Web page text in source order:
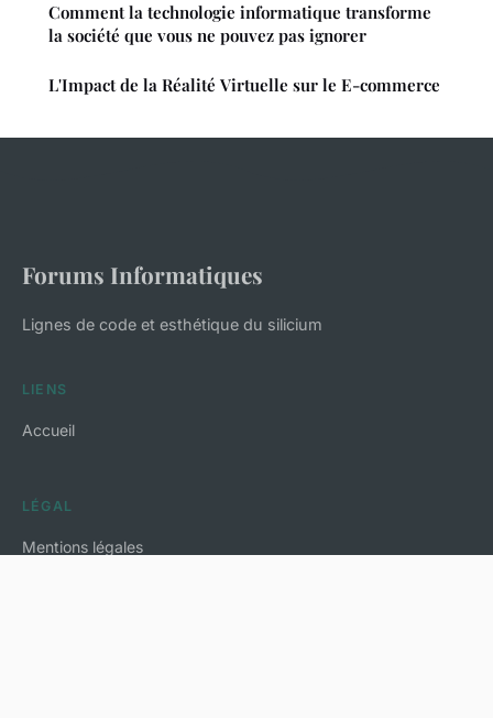
Comment la technologie informatique transforme
la société que vous ne pouvez pas ignorer
L'Impact de la Réalité Virtuelle sur le E-commerce
Forums Informatiques
Lignes de code et esthétique du silicium
LIENS
Accueil
LÉGAL
Mentions légales